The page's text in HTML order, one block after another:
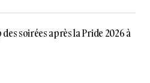
des soirées après la Pride 2026 à